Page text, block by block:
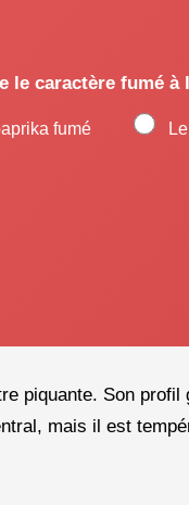
le caractère fumé à
fumé
piquante. Son
mais il est